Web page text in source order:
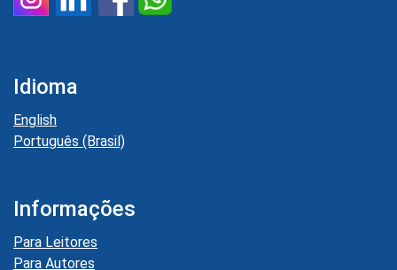
Idioma
English
Português (Brasil)
Informações
Para Leitores
Para Autores